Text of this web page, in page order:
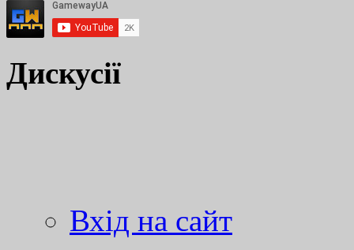
Дискусії
Вхід на сайт